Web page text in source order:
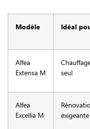
Modèle Idéal
Alfea
Extensa M
seul
Alfea
Excellia M
exigeante